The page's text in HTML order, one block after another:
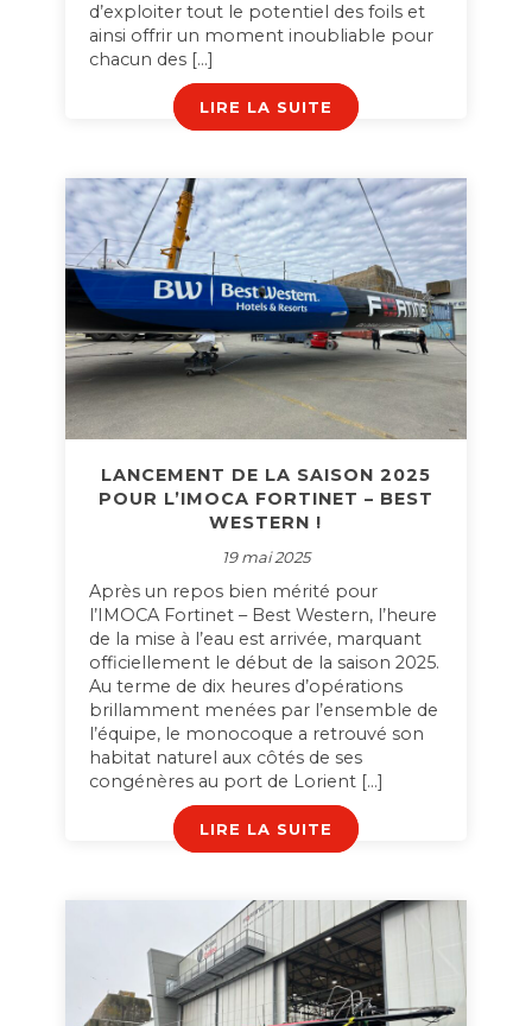
d’exploiter tout le potentiel des foils et
ainsi offrir un moment inoubliable pour
chacun des […]
LIRE LA SUITE
LANCEMENT DE LA SAISON 2025
POUR L’IMOCA FORTINET – BEST
WESTERN !
19 mai 2025
Après un repos bien mérité pour
l’IMOCA Fortinet – Best Western, l’heure
de la mise à l’eau est arrivée, marquant
officiellement le début de la saison 2025.
Au terme de dix heures d’opérations
brillamment menées par l’ensemble de
l’équipe, le monocoque a retrouvé son
habitat naturel aux côtés de ses
congénères au port de Lorient […]
LIRE LA SUITE